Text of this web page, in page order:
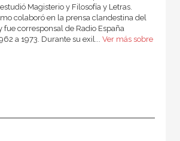
Magisterio y Filosofía y Letras.
colaboró en la prensa clandestina del
fue corresponsal de Radio España
a 1973. Durante su exil... Ver más sobre